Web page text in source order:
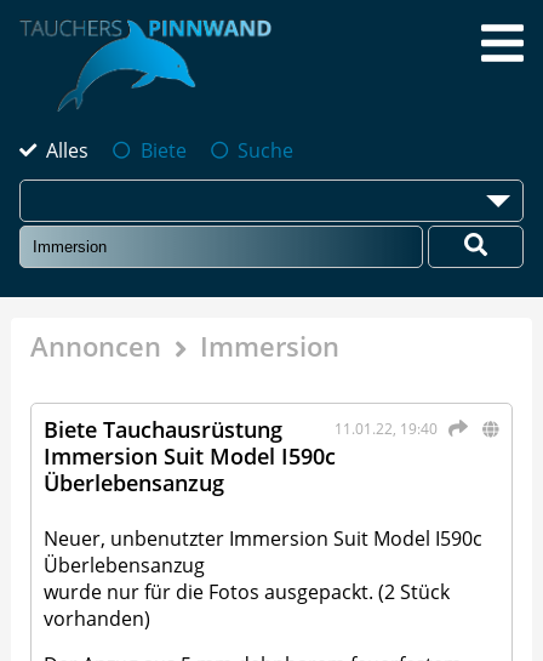
Alles Biete Suche
Annoncen Immersion
11.01.22, 19:40
Biete Tauchausrüstung
Immersion Suit Model I590c
Überlebensanzug
Neuer, unbenutzter Immersion Suit Model I590c
Überlebensanzug
wurde nur für die Fotos ausgepackt. (2 Stück
vorhanden)